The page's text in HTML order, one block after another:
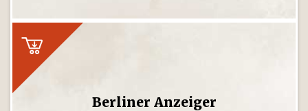
Berliner Anzeiger